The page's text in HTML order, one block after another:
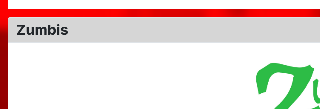
Zumbis